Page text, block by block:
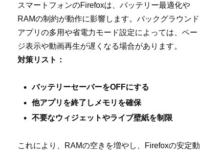
スマートフォンのFirefoxは、バッテリー最適化や
RAMの制約が動作に影響します。バックグラウンド
アプリの多用や省電力モード設定によっては、ペー
ジ表示や動画再生が遅くなる場合があります。
対策リスト：
バッテリーセーバーをOFFにする
他アプリを終了しメモリを確保
不要なウィジェットやライブ壁紙を制限
これにより、RAMの空きを増やし、Firefoxの安定動